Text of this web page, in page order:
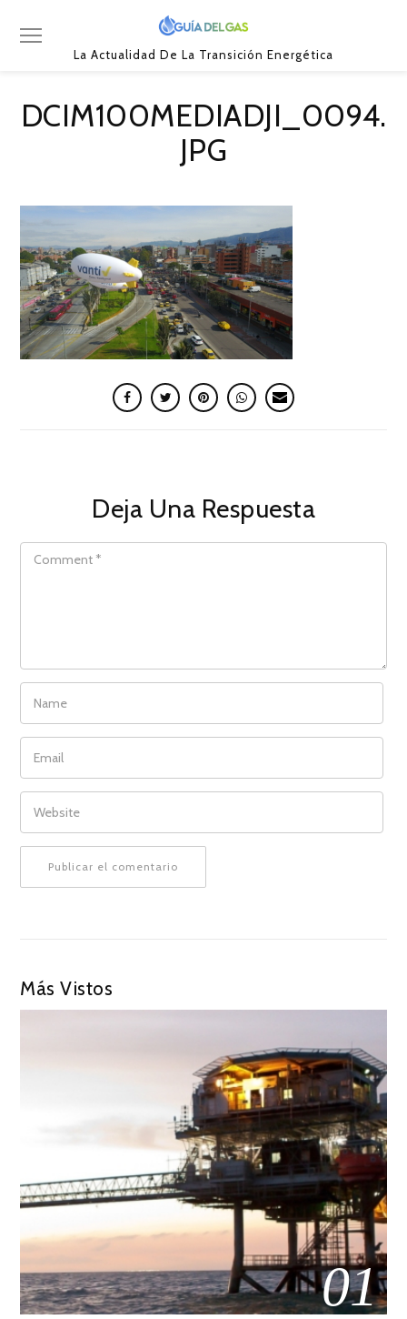
La Actualidad De La Transición Energética
DCIM100MEDIADJI_0094.
JPG
Deja Una Respuesta
COMMENT
NAME
EMAIL
WEBSITE
Más Vistos
01